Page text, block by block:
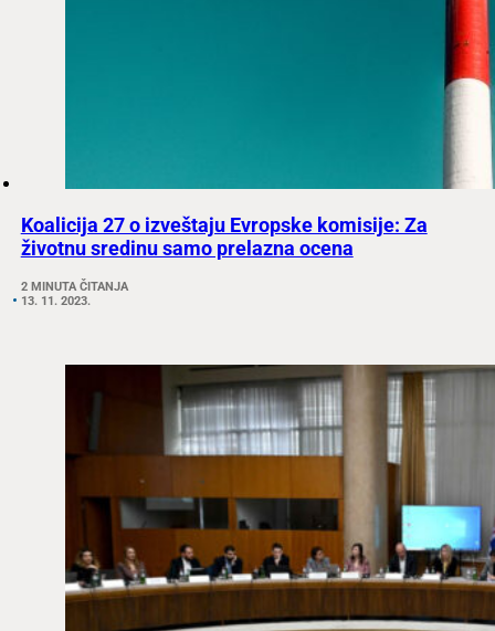
Koalicija 27 o izveštaju Evropske komisije: Za
životnu sredinu samo prelazna ocena
2 MINUTA ČITANJA
13. 11. 2023.